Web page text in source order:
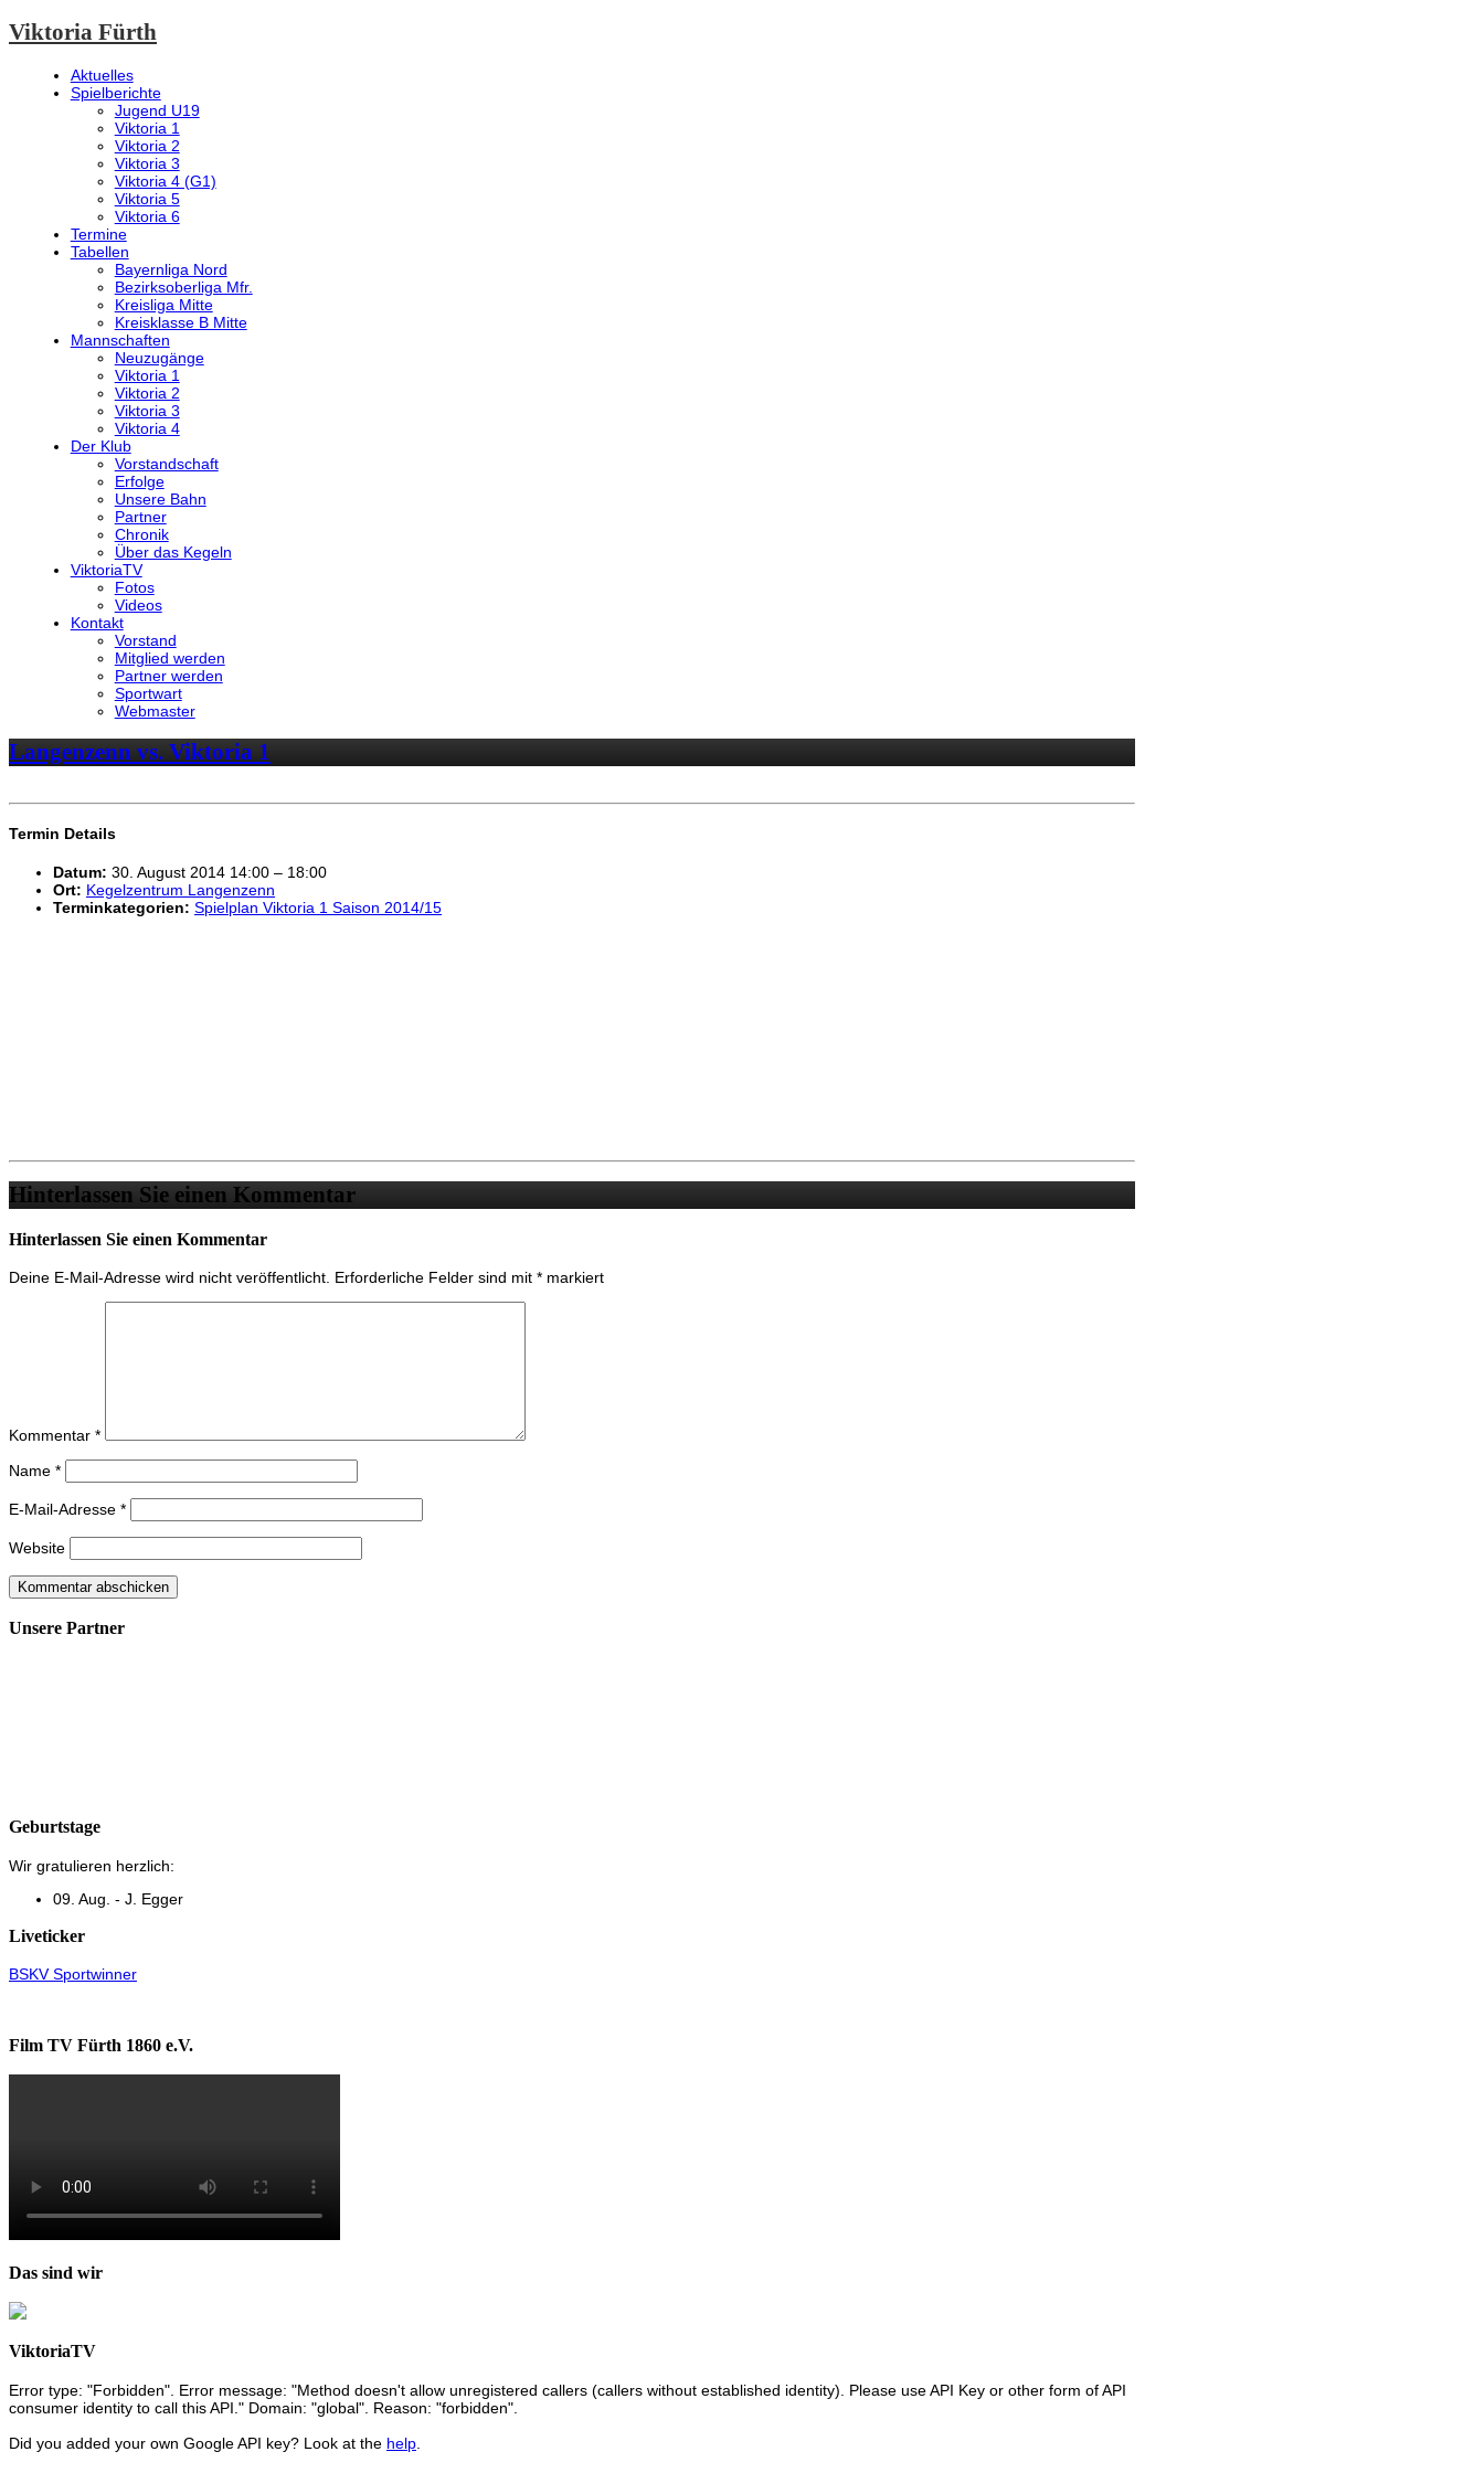
Viktoria Fürth
Aktuelles
Spielberichte
Jugend U19
Viktoria 1
Viktoria 2
Viktoria 3
Viktoria 4 (G1)
Viktoria 5
Viktoria 6
Termine
Tabellen
Bayernliga Nord
Bezirksoberliga Mfr.
Kreisliga Mitte
Kreisklasse B Mitte
Mannschaften
Neuzugänge
Viktoria 1
Viktoria 2
Viktoria 3
Viktoria 4
Der Klub
Vorstandschaft
Erfolge
Unsere Bahn
Partner
Chronik
Über das Kegeln
ViktoriaTV
Fotos
Videos
Kontakt
Vorstand
Mitglied werden
Partner werden
Sportwart
Webmaster
Langenzenn vs. Viktoria 1
Termin Details
Datum: 30. August 2014 14:00 – 18:00
Ort: Kegelzentrum Langenzenn
Terminkategorien: Spielplan Viktoria 1 Saison 2014/15
Hinterlassen Sie einen Kommentar
Hinterlassen Sie einen Kommentar
Deine E-Mail-Adresse wird nicht veröffentlicht. Erforderliche Felder sind mit * markiert
Kommentar *
Name *
E-Mail-Adresse *
Website
Unsere Partner
Geburtstage
Wir gratulieren herzlich:
09. Aug. - J. Egger
Liveticker
BSKV Sportwinner
Film TV Fürth 1860 e.V.
Das sind wir
ViktoriaTV
Error type: "Forbidden". Error message: "Method doesn't allow unregistered callers (callers without established identity). Please use API Key or other form of API
consumer identity to call this API." Domain: "global". Reason: "forbidden".
Did you added your own Google API key? Look at the help